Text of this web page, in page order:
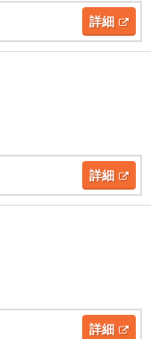
詳細
詳細
詳細